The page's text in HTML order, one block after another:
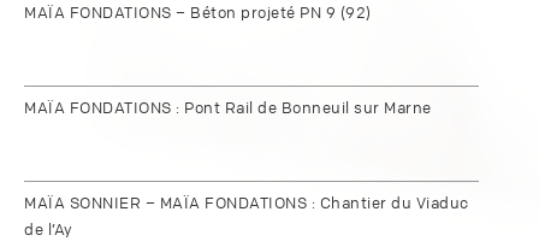
MAÏA FONDATIONS – Béton projeté PN 9 (92)
MAÏA FONDATIONS : Pont Rail de Bonneuil sur Marne
MAÏA SONNIER – MAÏA FONDATIONS : Chantier du Viaduc
de l’Ay